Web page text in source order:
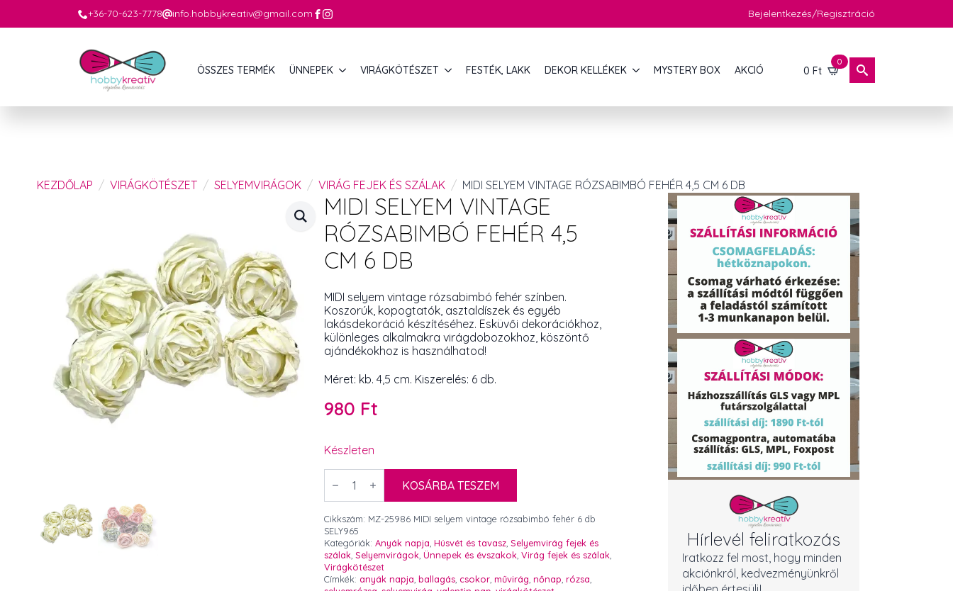
+36-70-623-7778 info.hobbykreativ@gmail.com Bejelentkezés/Regisztráció
ÖSSZES TERMÉK ÜNNEPEK VIRÁGKÖTÉSZET FESTÉK, LAKK DEKOR KELLÉKEK MYSTERY BOX AKCIÓ 0 Ft
0
KEZDŐLAP VIRÁGKÖTÉSZET SELYEMVIRÁGOK VIRÁG FEJEK ÉS SZÁLAK MIDI SELYEM VINTAGE RÓZSABIMBÓ FEHÉR 4,5 CM 6 DB
MIDI SELYEM VINTAGE
RÓZSABIMBÓ FEHÉR 4,5
CM 6 DB
MIDI selyem vintage rózsabimbó fehér színben.
Koszorúk, kopogtatók, asztaldíszek és egyéb
lakásdekoráció készítéséhez. Esküvői dekorációkhoz,
különleges alkalmakra virágdobozokhoz, köszöntő
ajándékokhoz is használhatod!
Méret: kb. 4,5 cm. Kiszerelés: 6 db.
980 Ft
Készleten
MIDI
selyem
fehér
4,5
cm
6
db
mennyiség
KOSÁRBA TESZEM
Cikkszám: MZ-25986 MIDI selyem vintage rózsabimbó fehér 6 db
SELY965
Kategóriák: Anyák napja, Húsvét és tavasz, Selyemvirág fejek és
szálak, Selyemvirágok, Ünnepek és évszakok, Virág fejek és szálak,
Virágkötészet
Címkék: anyák napja, ballagás, csokor, művirág, nőnap, rózsa,
Hírlevél feliratkozás
Iratkozz fel most, hogy minden
akciónkról, kedvezményünkről